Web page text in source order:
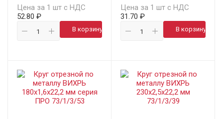
Цена за 1 шт с НДС
52.80 ₽
В корзину
Цена за 1 шт с НДС
31.70 ₽
В корзину